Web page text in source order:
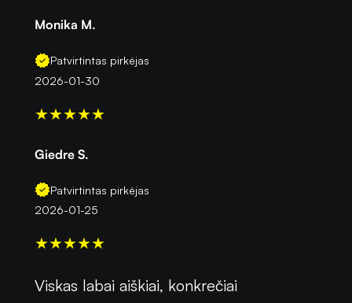
Monika M.
Patvirtintas pirkėjas
2026-01-30
★★★★★
Giedre S.
Patvirtintas pirkėjas
2026-01-25
★★★★★
Viskas labai aiškiai, konkrečiai